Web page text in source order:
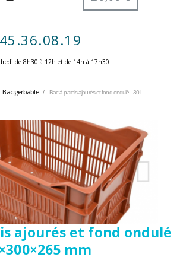
de 8h30 à 12h et de 14h à 17h30
Bac gerbable
Bac à parois ajourés et fond ondulé - 30 L -
ajourés et fond ondulé
mm